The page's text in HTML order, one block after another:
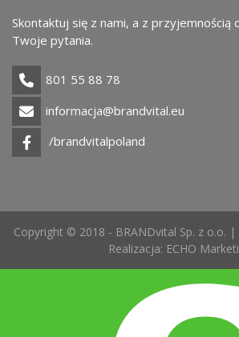
Skontaktuj się z nami, a z przyjemnością
Twoje pytania.
801 55 88 78
informacja@brandvital.eu
/brandvitalpoland
Copyright © 2018 - BRANDvital Sp. z o.o. |
Realizacja: ECHO